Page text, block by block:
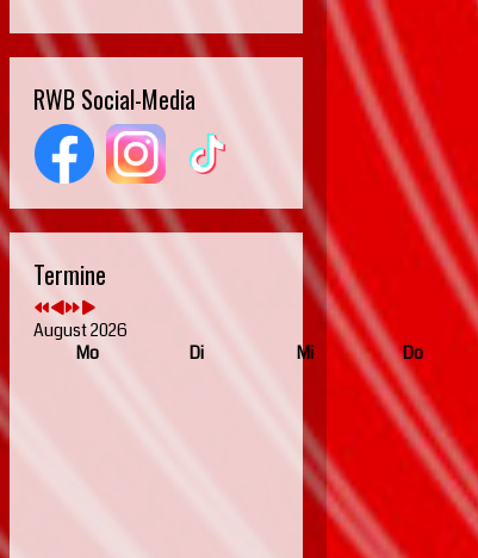
RWB Social-Media
Termine
August 2026
Mo
Di Mi Do